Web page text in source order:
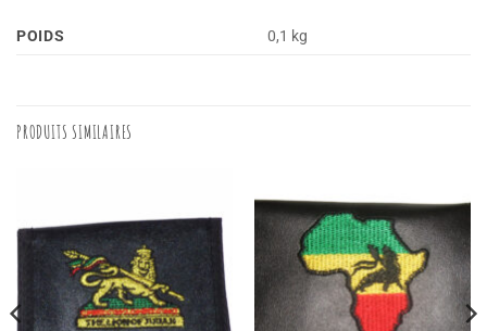
POIDS 0,1 kg
PRODUITS SIMILAIRES